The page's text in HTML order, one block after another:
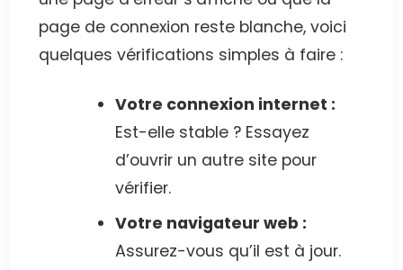
page de connexion reste blanche, voici
quelques vérifications simples à faire :
Votre connexion internet :
Est-elle stable ? Essayez
d’ouvrir un autre site pour
vérifier.
Votre navigateur web :
Assurez-vous qu’il est à jour.